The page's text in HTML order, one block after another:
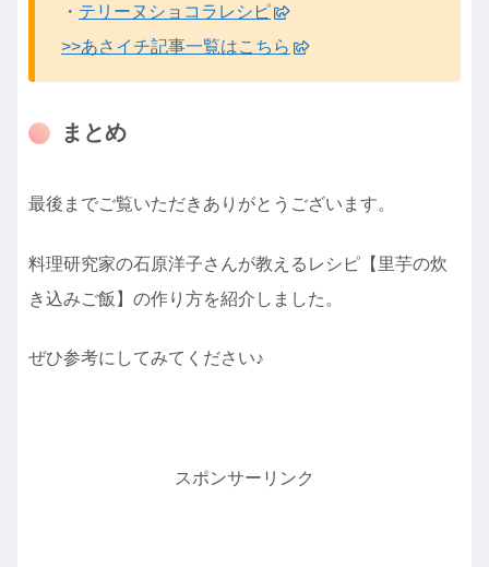
・ テリーヌショコラレシピ
>>あさイチ記事一覧はこちら
まとめ
最後までご覧いただきありがとうございます。
料理研究家の石原洋子さんが教えるレシピ【里芋の炊
き込みご飯】の作り方を紹介しました。
ぜひ参考にしてみてください♪
スポンサーリンク